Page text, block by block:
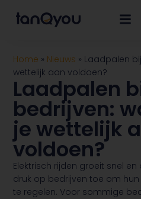
Home » Nieuws » Laadpalen
wettelijk aan voldoen?
Laadpalen
bedrijven:
je wettelijk
voldoen?
Elektrisch rijden groeit snel
druk op bedrijven toe om
te regelen. Voor sommige